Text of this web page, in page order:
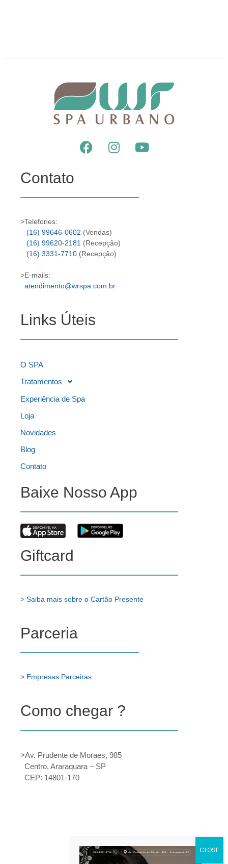
Contato
>Telefones:
(16) 99646-0602 (Vendas)
(16) 99620-2181 (Recepção)
(16) 3331-7710 (Recepção)
>E-mails:
atendimento@wrspa.com.br
Links Úteis
O SPA
Tratamentos
Experiência de Spa
Loja
Novidades
Blog
Contato
Baixe Nosso App
Giftcard
> Saiba mais sobre o Cartão Presente
Parceria
> Empresas Parceiras
Como chegar ?
>Av. Prudente de Moraes, 985
Centro, Araraquara – SP
CEP: 14801-170